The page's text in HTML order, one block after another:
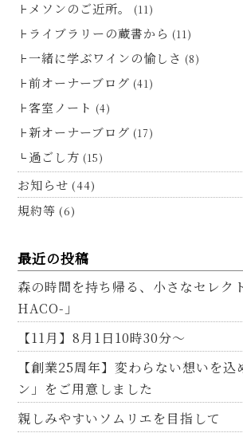
メソンのご近所。 (11)
ライブラリーの蔵書から (11)
一緒に学ぶワインの愉しさ (8)
前オーナーブログ (41)
客室ノート (4)
新オーナーブログ (17)
過ごし方 (15)
お知らせ (44)
規約等 (6)
最近の投稿
森の時間を持ち帰る、小さなセレク
HACO-」
【11月】8月1日10時30分～
【創業25周年】変わらない想いを込
ン」をご用意しました
親しみやすいソムリエを目指して